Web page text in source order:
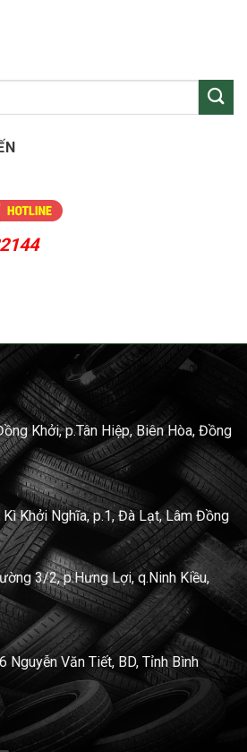
Cát
Khởi, p.Tân Hiệp, Biên Hòa, Đồng
Khởi Nghĩa, p.1, Đà Lạt, Lâm Đồng
3/2, p.Hưng Lợi, q.Ninh Kiều,
Nguyễn Văn Tiết, BD, Tỉnh Bình